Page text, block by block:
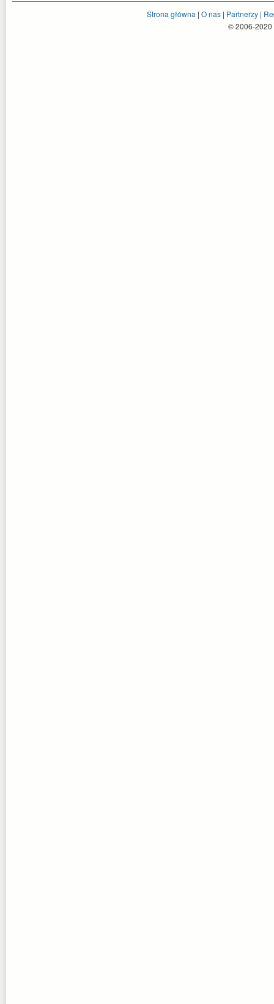
Strona główna | O nas| Partnerzy|
© 2006-2020